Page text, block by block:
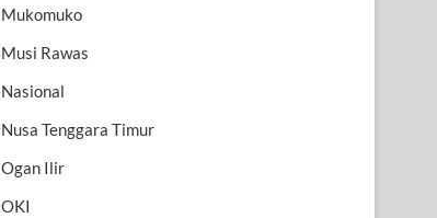
Mukomuko
Musi Rawas
Nasional
Nusa Tenggara Timur
Ogan Ilir
OKI